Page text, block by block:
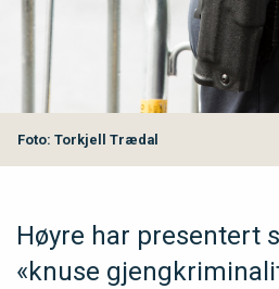
Foto: Torkjell Trædal
Høyre har presentert
«knuse